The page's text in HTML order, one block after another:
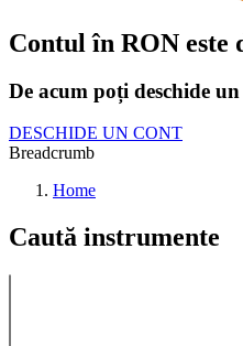
Contul în RON este
De acum poți deschide
DESCHIDE UN CONT
Breadcrumb
Home
Caută instrumente